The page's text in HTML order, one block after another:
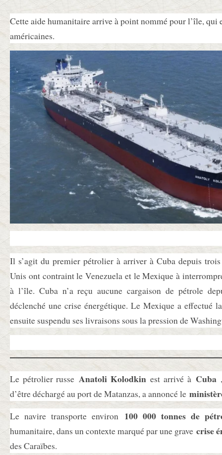
Cette aide humanitaire arrive à point nommé pour l’île, qui
américaines.
Il s’agit du premier pétrolier à arriver à Cuba depuis
Unis ont contraint le Venezuela et le Mexique à
à l’île. Cuba n’a reçu aucune cargaison de pétrole
déclenché une crise énergétique. Le Mexique a effectué
ensuite suspendu ses livraisons sous la pression de
Le pétrolier russeAnatoli Kolodkinest arrivé à Cuba,
d’être déchargé au port de Matanzas, a annoncé le
Le navire transporte environ 100 000 tonnes de
humanitaire, dans un contexte marqué par une grave crise
des Caraïbes.